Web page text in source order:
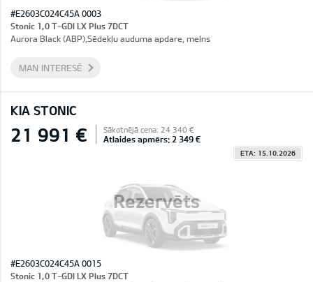
#E2603C024C45A 0003
Stonic 1,0 T-GDI LX Plus 7DCT
Aurora Black (ABP),Sēdekļu auduma apdare, melns
MAN INTERESĒ
KIA STONIC
Rezervēts
21 991 € Sākotnējā cena: 24 340 €
Atlaides apmērs: 2 349 €
ETA: 15.10.2026
#E2603C024C45A 0015
Stonic 1,0 T-GDI LX Plus 7DCT